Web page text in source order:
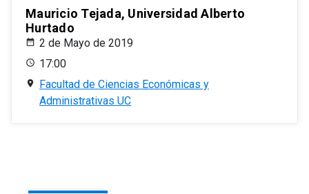
Mauricio Tejada, Universidad Alberto
Hurtado
2 de Mayo de 2019
17:00
Facultad de Ciencias Económicas y
Administrativas UC